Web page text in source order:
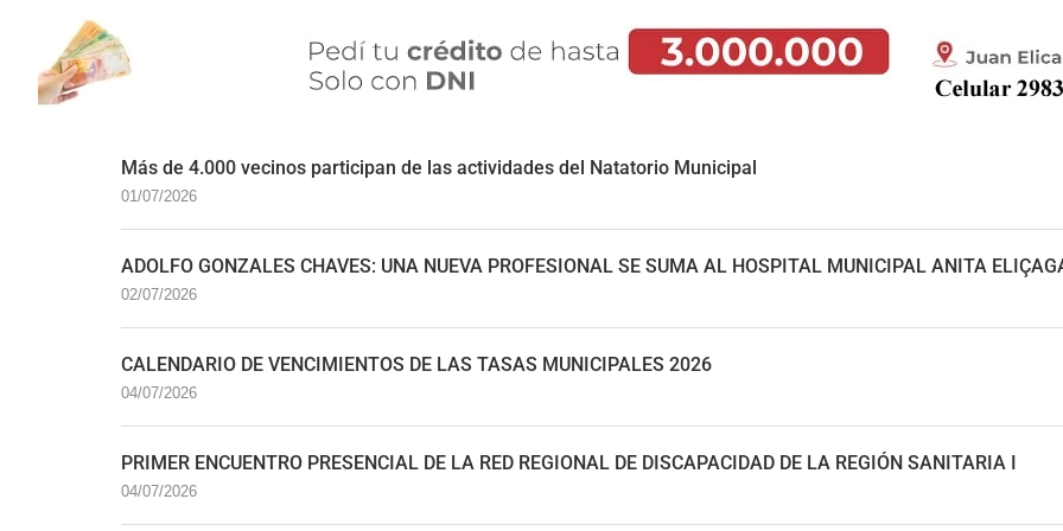
Más de 4.000 vecinos participan de las actividades del Natatorio Municipal
01/07/2026
ADOLFO GONZALES CHAVES: UNA NUEVA PROFESIONAL SE SUMA AL HOSPITAL MUNICIPAL ANITA
02/07/2026
CALENDARIO DE VENCIMIENTOS DE LAS TASAS MUNICIPALES 2026
04/07/2026
PRIMER ENCUENTRO PRESENCIAL DE LA RED REGIONAL DE DISCAPACIDAD DE LA REGIÓN SANITARIA I
04/07/2026